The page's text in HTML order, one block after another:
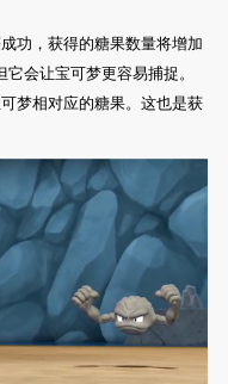
功，获得的糖果数量将增加
会让宝可梦更容易捕捉。
梦相对应的糖果。这也是获